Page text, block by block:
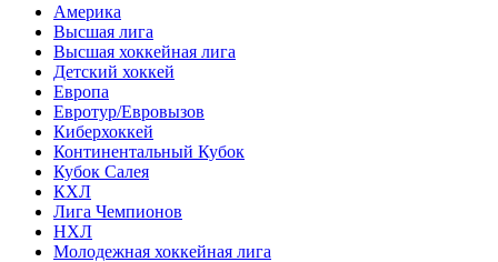
Америка
Высшая лига
Высшая хоккейная лига
Детский хоккей
Европа
Евротур/Евровызов
Киберхоккей
Континентальный Кубок
Кубок Салея
КХЛ
Лига Чемпионов
НХЛ
Молодежная хоккейная лига